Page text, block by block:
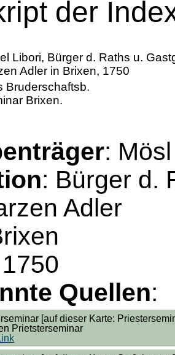
der
Libori, Bürger d. Raths u.
Adler in Brixen, 1750
Bruderschaftsb.
Brixen.
:
: Bürger d.
Adler
Quellen:
[auf dieser Karte:
Prietsterseminar